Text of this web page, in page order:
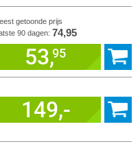
getoonde prijs
90 dagen: 74,95
53,95
149,-